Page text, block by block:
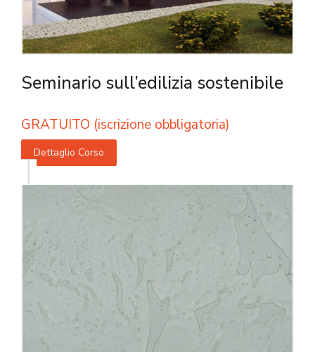
Seminario sull’edilizia sostenibile
GRATUITO (iscrizione obbligatoria)
Dettaglio Corso